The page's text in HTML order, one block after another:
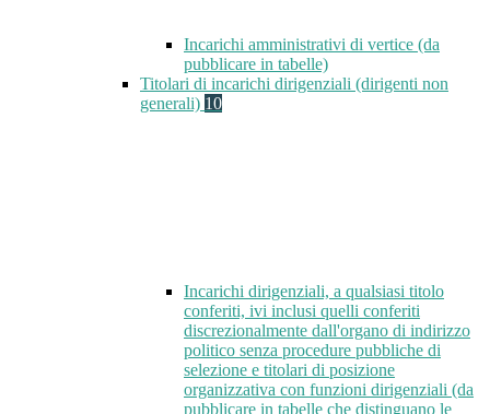
Incarichi amministrativi di vertice (da
pubblicare in tabelle)
Titolari di incarichi dirigenziali (dirigenti non
generali) 10
Incarichi dirigenziali, a qualsiasi titolo
conferiti, ivi inclusi quelli conferiti
discrezionalmente dall'organo di indirizzo
politico senza procedure pubbliche di
selezione e titolari di posizione
organizzativa con funzioni dirigenziali (da
pubblicare in tabelle che distinguano le